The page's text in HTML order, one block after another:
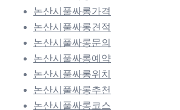
논산시풀싸롱가격
논산시풀싸롱견적
논산시풀싸롱문의
논산시풀싸롱예약
논산시풀싸롱위치
논산시풀싸롱추천
논산시풀싸롱코스